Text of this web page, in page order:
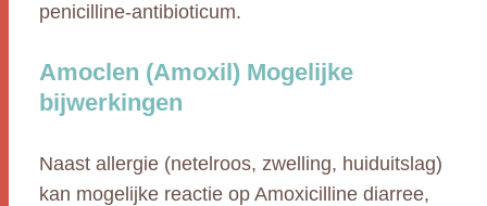
penicilline-antibioticum.
Amoclen (Amoxil) Mogelijke
bijwerkingen
Naast allergie (netelroos, zwelling, huiduitslag)
kan mogelijke reactie op Amoxicilline diarree,